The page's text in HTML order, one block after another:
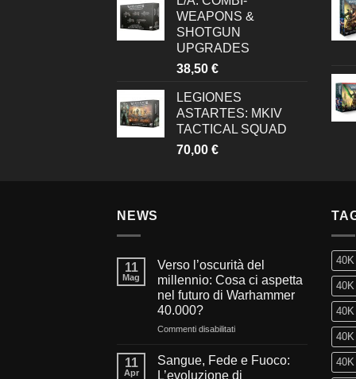
WEAPONS &
SHOTGUN
UPGRADES
38,50 €
LEGIONES
ASTARTES: MKIV
TACTICAL SQUAD
70,00 €
NEWS
11
Mag
Verso l’oscurità del
millennio: Cosa ci aspetta
nel futuro di Warhammer
40.000?
Commenti disabilitatisu
l’oscurità
del
11
Apr
Sangue, Fede e Fuoco:
L’evoluzione di